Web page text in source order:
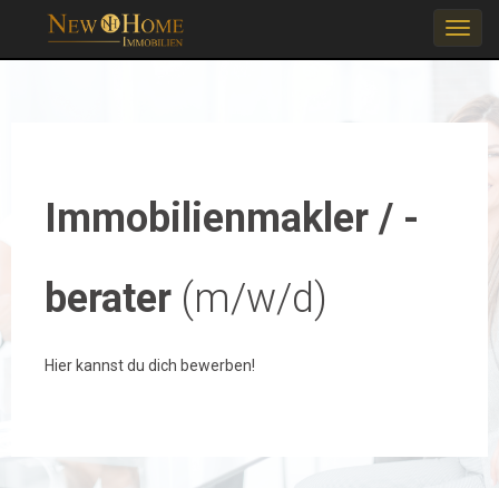
S
Immobilienmakler / -
berater (m/w/d)
Hier kannst du dich bewerben!